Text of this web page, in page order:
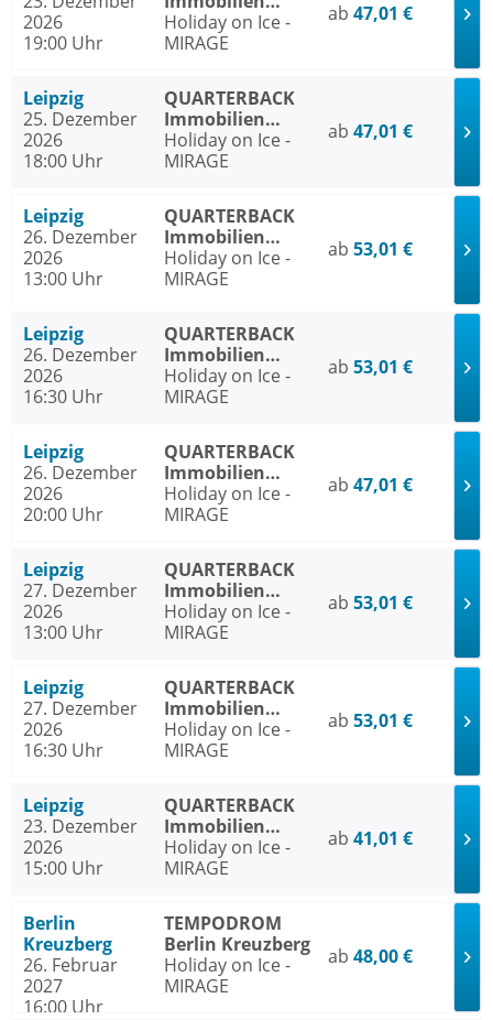
2026
19:00 Uhr
ARENA Leipzig
Holiday on Ice -
MIRAGE
ab 47,01 €
Leipzig
25. Dezember
2026
18:00 Uhr
QUARTERBACK
Immobilien
ARENA Leipzig
Holiday on Ice -
MIRAGE
ab 47,01 €
Leipzig
26. Dezember
2026
13:00 Uhr
QUARTERBACK
Immobilien
ARENA Leipzig
Holiday on Ice -
MIRAGE
ab 53,01 €
Leipzig
26. Dezember
2026
16:30 Uhr
QUARTERBACK
Immobilien
ARENA Leipzig
Holiday on Ice -
MIRAGE
ab 53,01 €
Leipzig
26. Dezember
2026
20:00 Uhr
QUARTERBACK
Immobilien
ARENA Leipzig
Holiday on Ice -
MIRAGE
ab 47,01 €
Leipzig
27. Dezember
2026
13:00 Uhr
QUARTERBACK
Immobilien
ARENA Leipzig
Holiday on Ice -
MIRAGE
ab 53,01 €
Leipzig
27. Dezember
2026
16:30 Uhr
QUARTERBACK
Immobilien
ARENA Leipzig
Holiday on Ice -
MIRAGE
ab 53,01 €
Leipzig
23. Dezember
2026
15:00 Uhr
QUARTERBACK
Immobilien
ARENA Leipzig
Holiday on Ice -
MIRAGE
ab 41,01 €
Berlin
Kreuzberg
26. Februar
2027
16:00 Uhr
TEMPODROM
Berlin Kreuzberg
Holiday on Ice -
MIRAGE
ab 48,00 €